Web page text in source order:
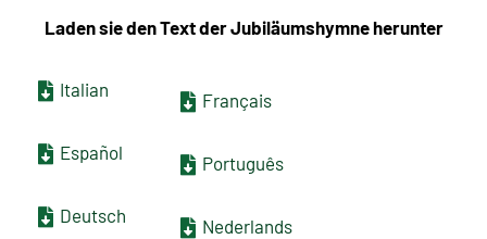
Laden sie den Text der Jubiläumshymne herunter
Italian
Español
Deutsch
Français
Português
Nederlands